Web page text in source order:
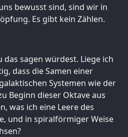
bewusst sind, sind wir in
Es gibt kein Zählen.
das sagen würdest. Liege ich
dass die Samen einer
Systemen wie der
Beginn dieser Oktave aus
was ich eine Leere des
und in spiralförmiger Weise